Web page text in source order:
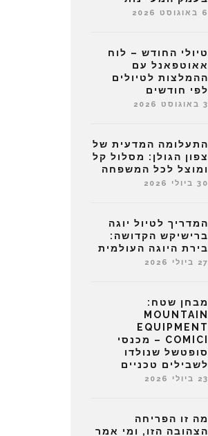
6 באוגוסט 2026
טיולי החודש – לוח
אאוטפאנל עם
ההמלצות לטיולים
לפי חודשים
3 באוגוסט 2026
התעלומה המדעית של
צפון הגולן: מסלול קל
ומוצל לכל המשפחה
30 ביולי 2026
המדריך לטיול יוגה
ברישיקש הקדושה:
בירת היוגה העולמית
27 ביולי 2026
מבחן שטח:
MOUNTAIN
EQUIPMENT
COMICI – מכנסי
סופטשל שנולדו
לשבילים טכניים
23 ביולי 2026
מה זו הפריחה
הצהובה הזו, ומי אמר